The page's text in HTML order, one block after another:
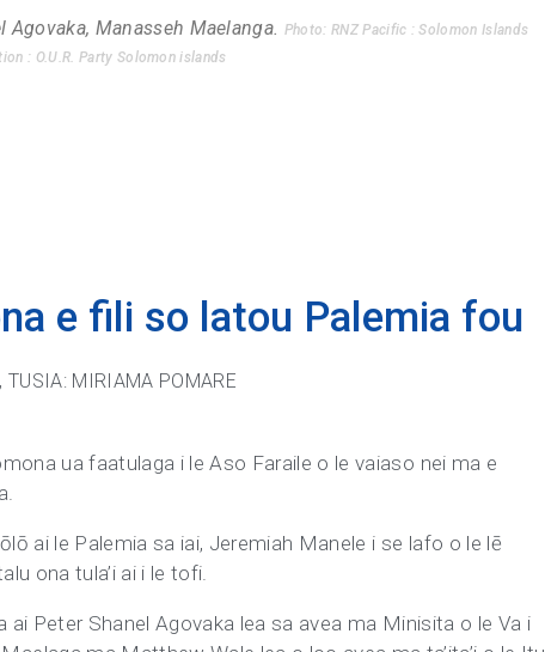
Manasseh Maelanga. Photo: RNZ Pacific : Solomon Islands
: O.U.R. Party Solomon islands
e fili so latou Palemia fou
,TUSIA: MIRIAMA POMARE
ua faatulaga i le Aso Faraile o le vaiaso nei ma e
ai le Palemia sa iai, Jeremiah Manele i se lafo o le lē
ona tula’i ai i le tofi.
ai Peter Shanel Agovaka lea sa avea ma Minisita o le Va i